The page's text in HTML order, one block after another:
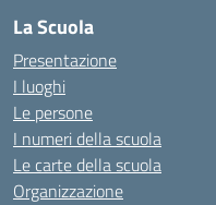
La Scuola
Presentazione
I luoghi
Le persone
I numeri della scuola
Le carte della scuola
Organizzazione